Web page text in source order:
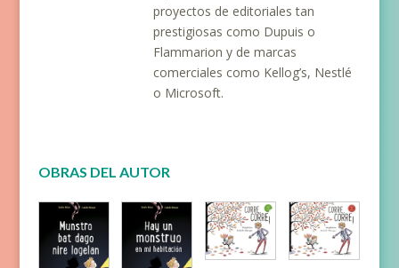
proyectos de editoriales tan
prestigiosas como Dupuis o
Flammarion y de marcas
comerciales como Kellog’s, Nestlé
o Microsoft.
OBRAS DEL AUTOR